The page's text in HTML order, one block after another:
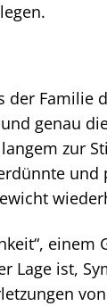
Familie
genau
zur
Lage ist,